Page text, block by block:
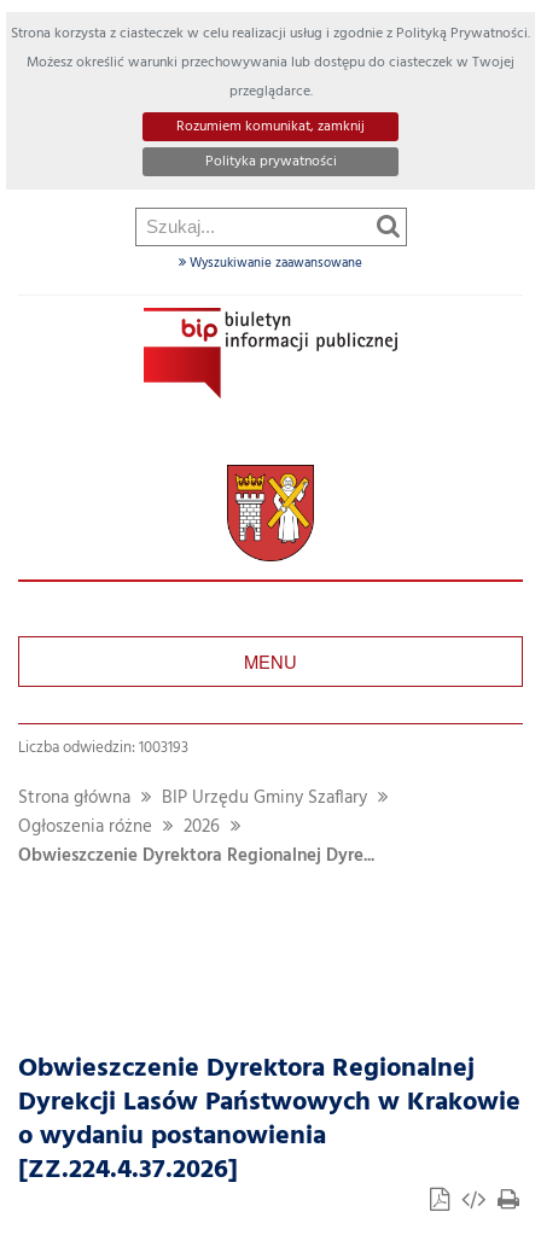
Strona korzysta z ciasteczek w celu realizacji usług i zgodnie z Polityką Prywatności.
Możesz określić warunki przechowywania lub dostępu do ciasteczek w Twojej
przeglądarce.
Rozumiem komunikat, zamknij
Polityka prywatności
Wyszukiwanie zaawansowane
MENU
Liczba odwiedzin: 1003193
Strona główna
BIP Urzędu Gminy Szaflary
Ogłoszenia różne
2026
Obwieszczenie Dyrektora Regionalnej Dyre...
Obwieszczenie Dyrektora Regionalnej
Dyrekcji Lasów Państwowych w Krakowie
o wydaniu postanowienia
[ZZ.224.4.37.2026]